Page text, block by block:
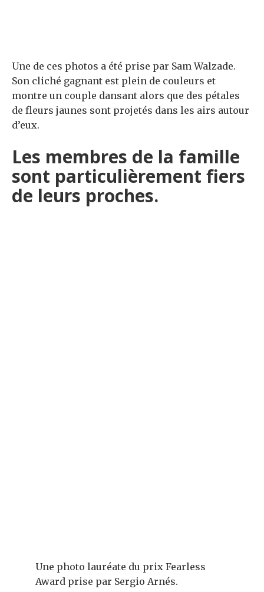
Une de ces photos a été prise par Sam Walzade.
Son cliché gagnant est plein de couleurs et
montre un couple dansant alors que des pétales
de fleurs jaunes sont projetés dans les airs autour
d’eux.
Les membres de la famille
sont particulièrement fiers
de leurs proches.
Une photo lauréate du prix Fearless
Award prise par Sergio Arnés.